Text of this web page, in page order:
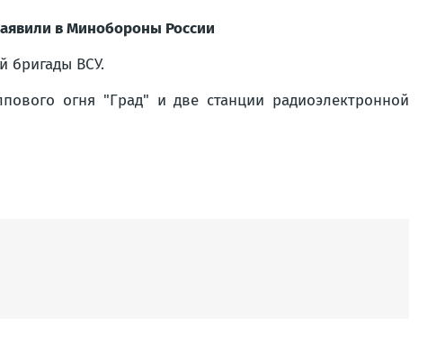
в Минобороны России
бригады ВСУ.
огня "Град" и две станции радиоэлектронной